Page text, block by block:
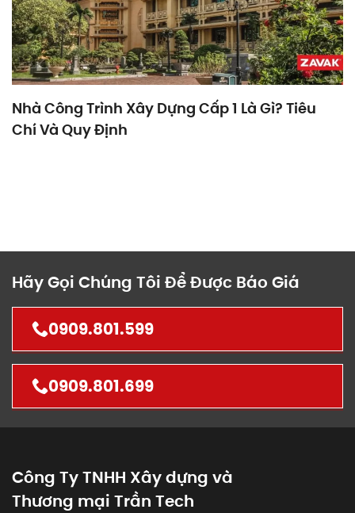
Nhà Công Trình Xây Dựng Cấp 1 Là Gì? Tiêu
Chí Và Quy Định
Hãy Gọi Chúng Tôi Để Được Báo Giá
0909.801.599
0909.801.699
Công Ty TNHH Xây dựng và
Thương mại Trần Tech